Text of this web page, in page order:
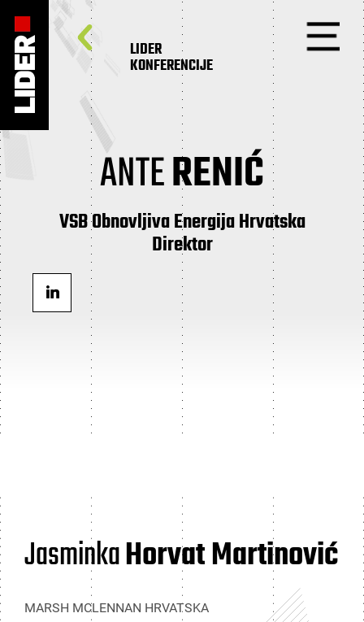
LIDER
KONFERENCIJE
ANTERENIĆ
VSB Obnovljiva Energija Hrvatska
Direktor
JasminkaHorvat Martinović
MARSH MCLENNAN HRVATSKA